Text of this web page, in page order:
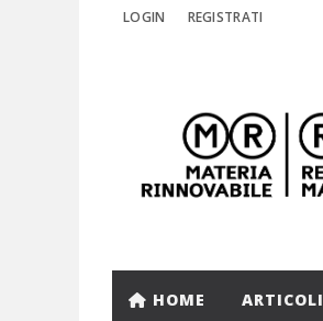
LOGIN REGISTRATI
HOME ARTICOLI